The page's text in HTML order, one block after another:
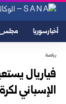
أخبار سوريا
رياضة
فياريال
الإسباني